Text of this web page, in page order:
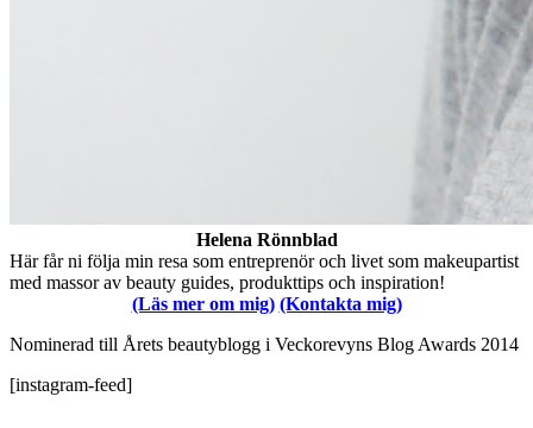
Helena Rönnblad
Här får ni följa min resa som entreprenör och livet som makeupartist
med massor av beauty guides, produkttips och inspiration!
(Läs mer om mig) (Kontakta mig)
Nominerad till Årets beautyblogg i Veckorevyns Blog Awards 2014
[instagram-feed]